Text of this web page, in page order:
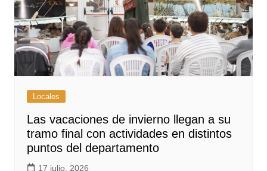
Locales
Las vacaciones de invierno llegan a su
tramo final con actividades en distintos
puntos del departamento
17 julio, 2026